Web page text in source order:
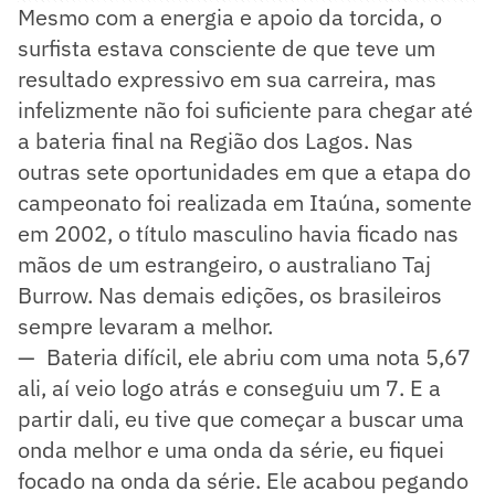
Mesmo com a energia e apoio da torcida, o
surfista estava consciente de que teve um
resultado expressivo em sua carreira, mas
infelizmente não foi suficiente para chegar até
a bateria final na Região dos Lagos. Nas
outras sete oportunidades em que a etapa do
campeonato foi realizada em Itaúna, somente
em 2002, o título masculino havia ficado nas
mãos de um estrangeiro, o australiano Taj
Burrow. Nas demais edições, os brasileiros
sempre levaram a melhor.
— Bateria difícil, ele abriu com uma nota 5,67
ali, aí veio logo atrás e conseguiu um 7. E a
partir dali, eu tive que começar a buscar uma
onda melhor e uma onda da série, eu fiquei
focado na onda da série. Ele acabou pegando